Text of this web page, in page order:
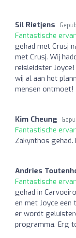
Sil Rietjens
Fantastische
gehad met Crusj
met Crusj. Wij
reisleidster
wij al aan het
mensen ontmoet!
Kim Cheung
Fantastische
Zakynthos gehad.
Andries
Fantastische
gehad in
en met Joyce een
er wordt
programma. Erg